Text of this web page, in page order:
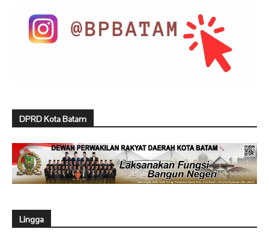
DPRD Kota Batam
Lingga